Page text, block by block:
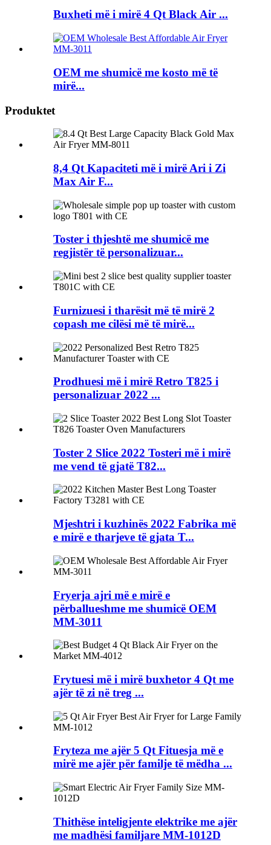
Buxheti më i mirë 4 Qt Black Air ...
OEM me shumicë me kosto më të
mirë...
Produktet
8,4 Qt Kapaciteti më i mirë Ari i Zi
Max Air F...
Toster i thjeshtë me shumicë me
regjistër të personalizuar...
Furnizuesi i tharësit më të mirë 2
copash me cilësi më të mirë...
Prodhuesi më i mirë Retro T825 i
personalizuar 2022 ...
Toster 2 Slice 2022 Tosteri më i mirë
me vend të gjatë T82...
Mjeshtri i kuzhinës 2022 Fabrika më
e mirë e tharjeve të gjata T...
Fryerja ajri më e mirë e
përballueshme me shumicë OEM
MM-3011
Frytuesi më i mirë buxhetor 4 Qt me
ajër të zi në treg ...
Fryteza me ajër 5 Qt Fituesja më e
mirë me ajër për familje të mëdha ...
Thithëse inteligjente elektrike me ajër
me madhësi familjare MM-1012D